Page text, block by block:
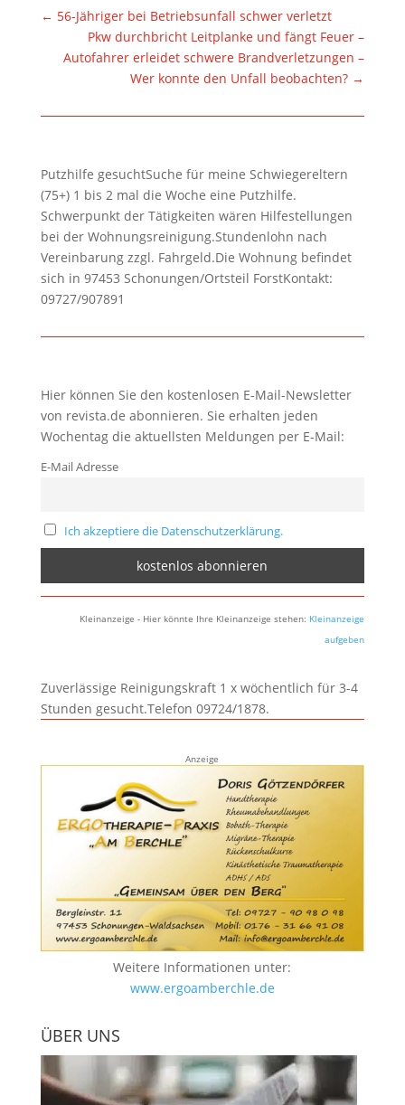
← 56-Jähriger bei Betriebsunfall schwer verletzt
Pkw durchbricht Leitplanke und fängt Feuer –
Autofahrer erleidet schwere Brandverletzungen –
Wer konnte den Unfall beobachten? →
Putzhilfe gesuchtSuche für meine Schwiegereltern
(75+) 1 bis 2 mal die Woche eine Putzhilfe.
Schwerpunkt der Tätigkeiten wären Hilfestellungen
bei der Wohnungsreinigung.Stundenlohn nach
Vereinbarung zzgl. Fahrgeld.Die Wohnung befindet
sich in 97453 Schonungen/Ortsteil ForstKontakt:
09727/907891
Hier können Sie den kostenlosen E-Mail-Newsletter
von revista.de abonnieren. Sie erhalten jeden
Wochentag die aktuellsten Meldungen per E-Mail:
E-Mail Adresse
Ich akzeptiere die Datenschutzerklärung.
Kleinanzeige - Hier könnte Ihre Kleinanzeige stehen: Kleinanzeige
aufgeben
Zuverlässige Reinigungskraft 1 x wöchentlich für 3-4
Stunden gesucht.Telefon 09724/1878.
Anzeige
Weitere Informationen unter:
www.ergoamberchle.de
ÜBER UNS